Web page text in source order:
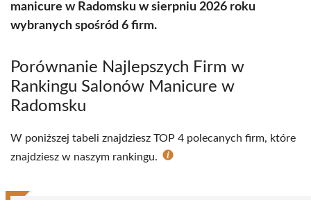
manicure w Radomsku w sierpniu 2026 roku
wybranych spośród 6 firm.
Porównanie Najlepszych Firm w
Rankingu Salonów Manicure w
Radomsku
W poniższej tabeli znajdziesz TOP 4 polecanych firm, które
znajdziesz w naszym rankingu.